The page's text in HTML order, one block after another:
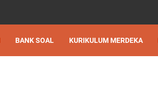
BANK SOAL KURIKULUM MERDEKA